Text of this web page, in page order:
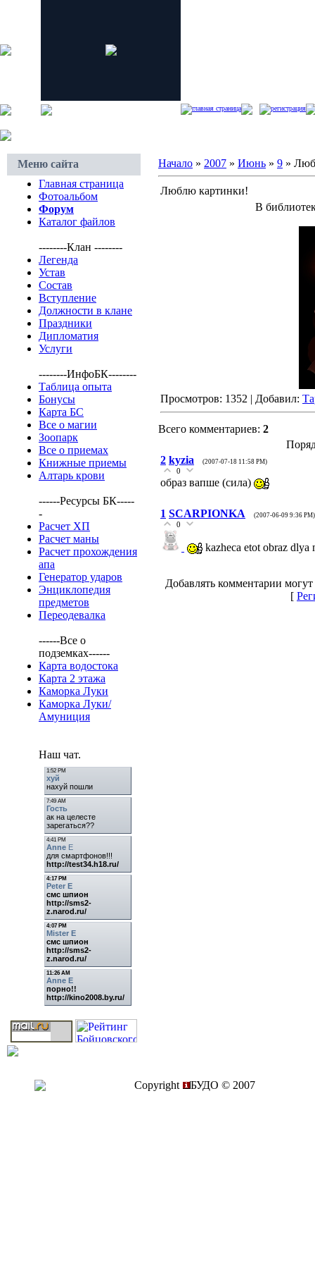
главная страница регистрация
Меню сайта
Главная страница
Фотоальбом
Форум
Каталог файлов
--------Клан --------
Легенда
Устав
Состав
Вступление
Должности в клане
Праздники
Дипломатия
Услуги
--------ИнфоБК--------
Таблица опыта
Бонусы
Карта БС
Все о магии
Зоопарк
Все о приемах
Книжные приемы
Алтарь крови
------Ресурсы БК-----
-
Расчет ХП
Расчет маны
Расчет прохождения
апа
Генератор ударов
Энциклопедия
предметов
Переодевалка
------Все о
подземках------
Карта водостока
Карта 2 этажа
Каморка Луки
Каморка Луки/
Амуниция
Наш чат.
Начало » 2007 » Июнь » 9 »
Люблю картинки!
В
Просмотров: 1352 | Добавил:
Всего комментариев: 2
2 kyzia (2007-07-18 11:58 PM)
0
образ вапше (сила)
1 SCARPIONKA (2007-06-09 9:36 PM)
0
kazheca etot obraz dlya
Добавлять комментарии
[
Copyright БУДО © 2007